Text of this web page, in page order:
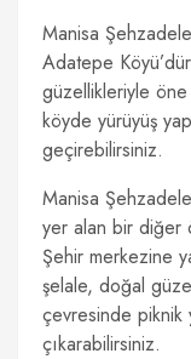
Manisa
Adatepe
güzellikleriyle
köyde yürüyüş
geçirebilirsiniz.
Manisa
yer alan bir diğer
Şehir merkezine
şelale, doğal
çevresinde piknik
çıkarabilirsiniz.